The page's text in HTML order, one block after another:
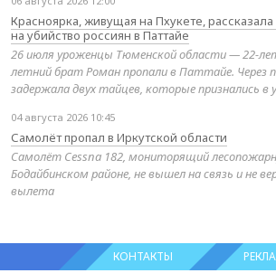
Красноярка, живущая на Пхукете,
на убийство россиян в Паттайе
26 июля уроженцы Тюменской области — 22-
летний брат Роман пропали в Паттайе. Через
задержала двух тайцев, которые признались в
04 августа 2026 10:45
Самолёт пропал в Иркутской области
Самолёт Cessna 182, мониторящий
Бодайбинском районе, не вышел на связь и не
вылета
КОНТАКТЫ